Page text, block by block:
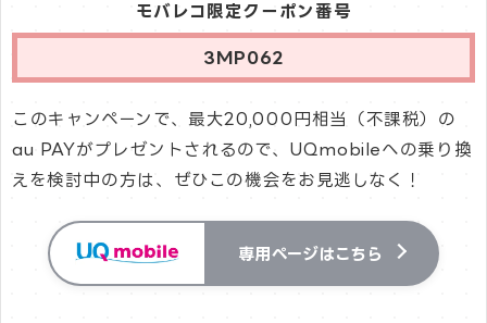
モバレコ限定クーポン番号
3MP062
このキャンペーンで、最大20,000円相当（不課税）の
au PAYがプレゼントされるので、UQmobileへの乗り換
えを検討中の方は、ぜひこの機会をお見逃しなく！
専用ページはこちら